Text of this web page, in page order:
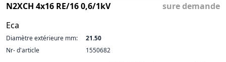
N2XCH 4x16 RE/16 0,6/1kV
Eca
sure demande
Diamètre extérieure mm:
21.50
Nr- d'article
1550682